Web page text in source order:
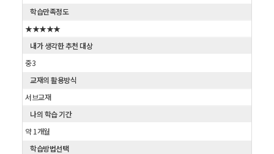
학습만족정도
★★★★★
내가 생각한 추천 대상
중3
교재의 활용방식
서브교재
나의 학습 기간
약 1개월
학습방법선택